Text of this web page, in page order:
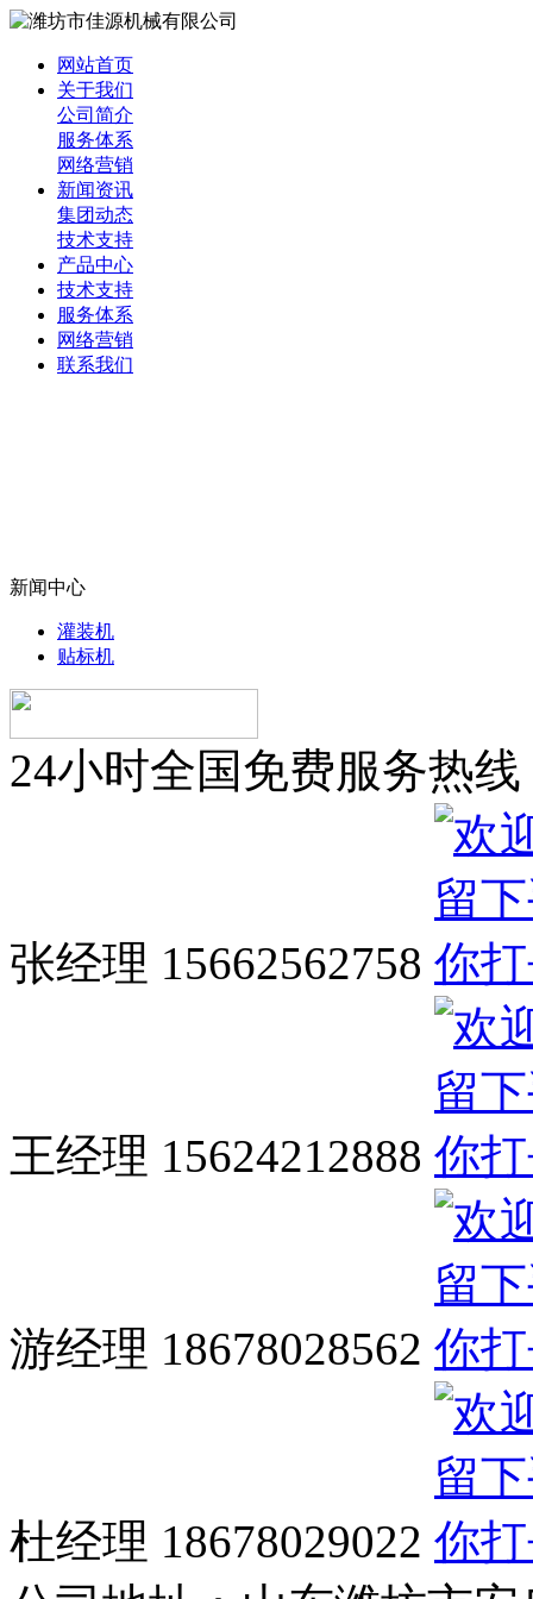
网站首页
关于我们
公司简介
服务体系
网络营销
新闻资讯
集团动态
技术支持
产品中心
技术支持
服务体系
网络营销
联系我们
新闻中心
灌装机
贴标机
24小时全国免费服务热线
张经理 15662562758
王经理 15624212888
游经理 18678028562
杜经理 18678029022